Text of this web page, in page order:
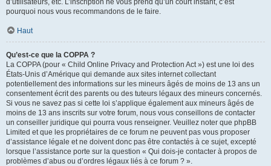
d’utilisateurs, etc. L’inscription ne vous prend qu’un court instant, c’est
pourquoi nous vous recommandons de le faire.
Haut
Qu’est-ce que la COPPA ?
La COPPA (pour « Child Online Privacy and Protection Act ») est une loi des
États-Unis d’Amérique qui demande aux sites internet collectant
potentiellement des informations sur les mineurs âgés de moins de 13 ans un
consentement écrit des parents ou des tuteurs légaux des mineurs concernés.
Si vous ne savez pas si cette loi s’applique également aux mineurs âgés de
moins de 13 ans inscrits sur votre forum, nous vous conseillons de contacter
un conseiller juridique qui pourra vous renseigner. Veuillez noter que phpBB
Limited et que les propriétaires de ce forum ne peuvent pas vous proposer
d’assistance légale et ne doivent donc pas être contactés à ce sujet, excepté
lorsque l’assistance porte sur la question « Qui dois-je contacter à propos de
problèmes d’abus ou d’ordres légaux liés à ce forum ? ».